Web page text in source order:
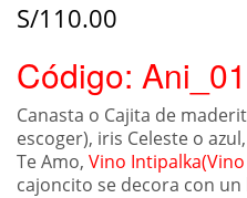
S/110.00
Código:
Canasta o Cajita de
escoger), iris Celeste o
Te Amo, Vino
cajoncito se decora con